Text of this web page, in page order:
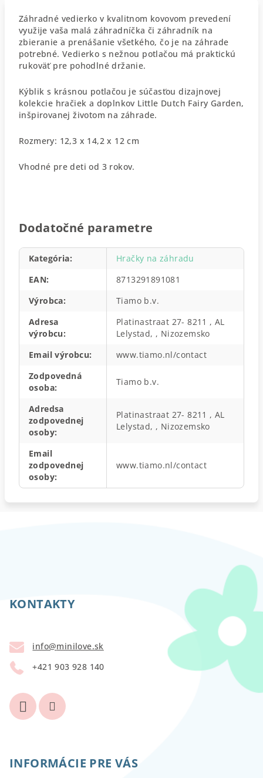
Záhradné vedierko v kvalitnom kovovom prevedení
využije vaša malá záhradníčka či záhradník na
zbieranie a prenášanie všetkého, čo je na záhrade
potrebné. Vedierko s nežnou potlačou má praktickú
rukoväť pre pohodlné držanie.
Kýblik s krásnou potlačou je súčasťou dizajnovej
kolekcie hračiek a doplnkov Little Dutch Fairy Garden,
inšpirovanej životom na záhrade.
Rozmery: 12,3 x 14,2 x 12 cm
Vhodné pre deti od 3 rokov.
Dodatočné parametre
Kategória:
Hračky na záhradu
EAN:
8713291891081
Výrobca:
Tiamo b.v.
Adresa
výrobcu:
Platinastraat 27- 8211 , AL
Lelystad, , Nizozemsko
Email výrobcu:
www.tiamo.nl/contact
Zodpovedná
osoba:
Tiamo b.v.
Adredsa
zodpovednej
osoby:
Platinastraat 27- 8211 , AL
Lelystad, , Nizozemsko
Email
zodpovednej
osoby:
www.tiamo.nl/contact
KONTAKTY
info@minilove.sk
+421 903 928 140
INFORMÁCIE PRE VÁS